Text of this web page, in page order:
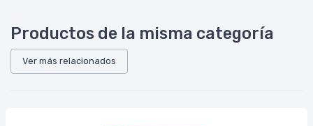
Productos de la misma categoría
Ver más relacionados